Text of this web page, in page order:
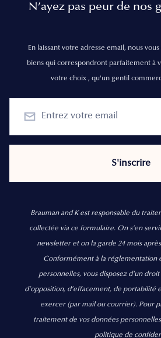
N’ayez pas peur de nos
En laissant votre adresse email, nous
biens qui correspondront parfaitement à
votre choix , qu'un gentil
Brauman and K est responsable du
collectée via ce formulaire. On s’en
newsletter et on la garde 24 mois
Conformément à la réglementation
personnelles, vous disposez d'un
d’opposition, d’effacement, de portabilité
exercer (par mail ou courrier). Pour
traitement de vos données
politique de